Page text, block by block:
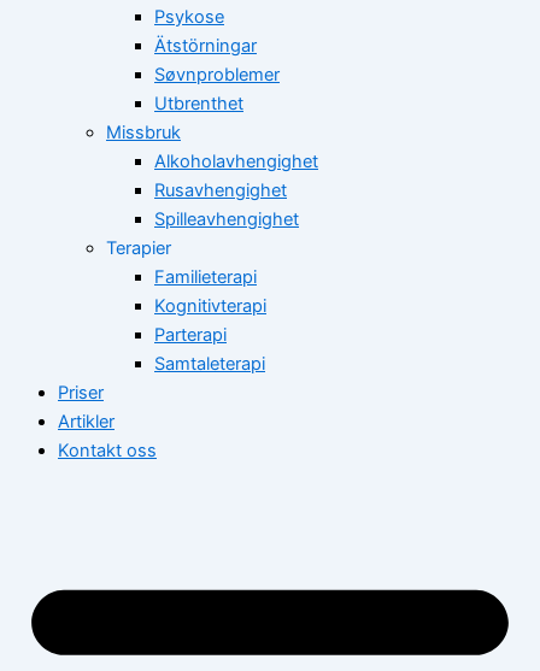
Psykose
Ätstörningar
Søvnproblemer
Utbrenthet
Missbruk
Alkoholavhengighet
Rusavhengighet
Spilleavhengighet
Terapier
Familieterapi
Kognitivterapi
Parterapi
Samtaleterapi
Priser
Artikler
Kontakt oss